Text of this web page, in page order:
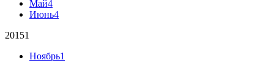
Май4
Июнь4
20151
Ноябрь1